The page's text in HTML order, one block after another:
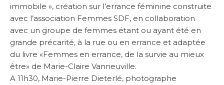
immobile », création sur l’errance féminine construite
avec l’association Femmes SDF, en collaboration
avec un groupe de femmes étant ou ayant été en
grande précarité, à la rue ou en errance et adaptée
du livre «Femmes en errance, de la survie au mieux
être» de Marie-Claire Vanneuville.
A 11h30, Marie-Pierre Dieterlé, photographe